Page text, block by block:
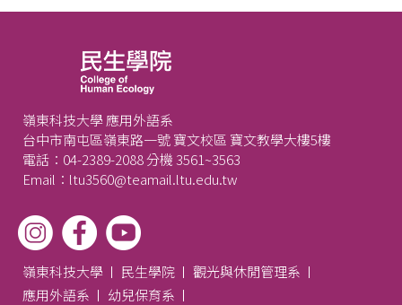
嶺東科技大學 應用外語系
台中市南屯區嶺東路一號 寶文校區 寶文教學大樓5樓
電話：04-2389-2088 分機 3561~3563
Email：ltu3560@teamail.ltu.edu.tw
嶺東科技大學 民生學院
觀光與休閒管理系
應用外語系
幼兒保育系